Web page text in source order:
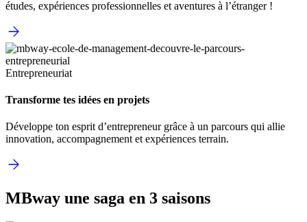
études, expériences professionnelles et aventures à l’étranger !
Entrepreneuriat
Transforme tes idées en projets
Développe ton esprit d’entrepreneur grâce à un parcours qui allie
innovation, accompagnement et expériences terrain.
MBway une saga en 3 saisons